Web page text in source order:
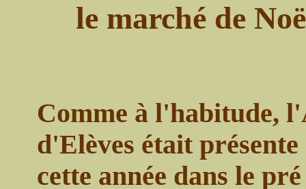
le marché de
Comme à l'habitude,
d'Elèves était
cette année dans le